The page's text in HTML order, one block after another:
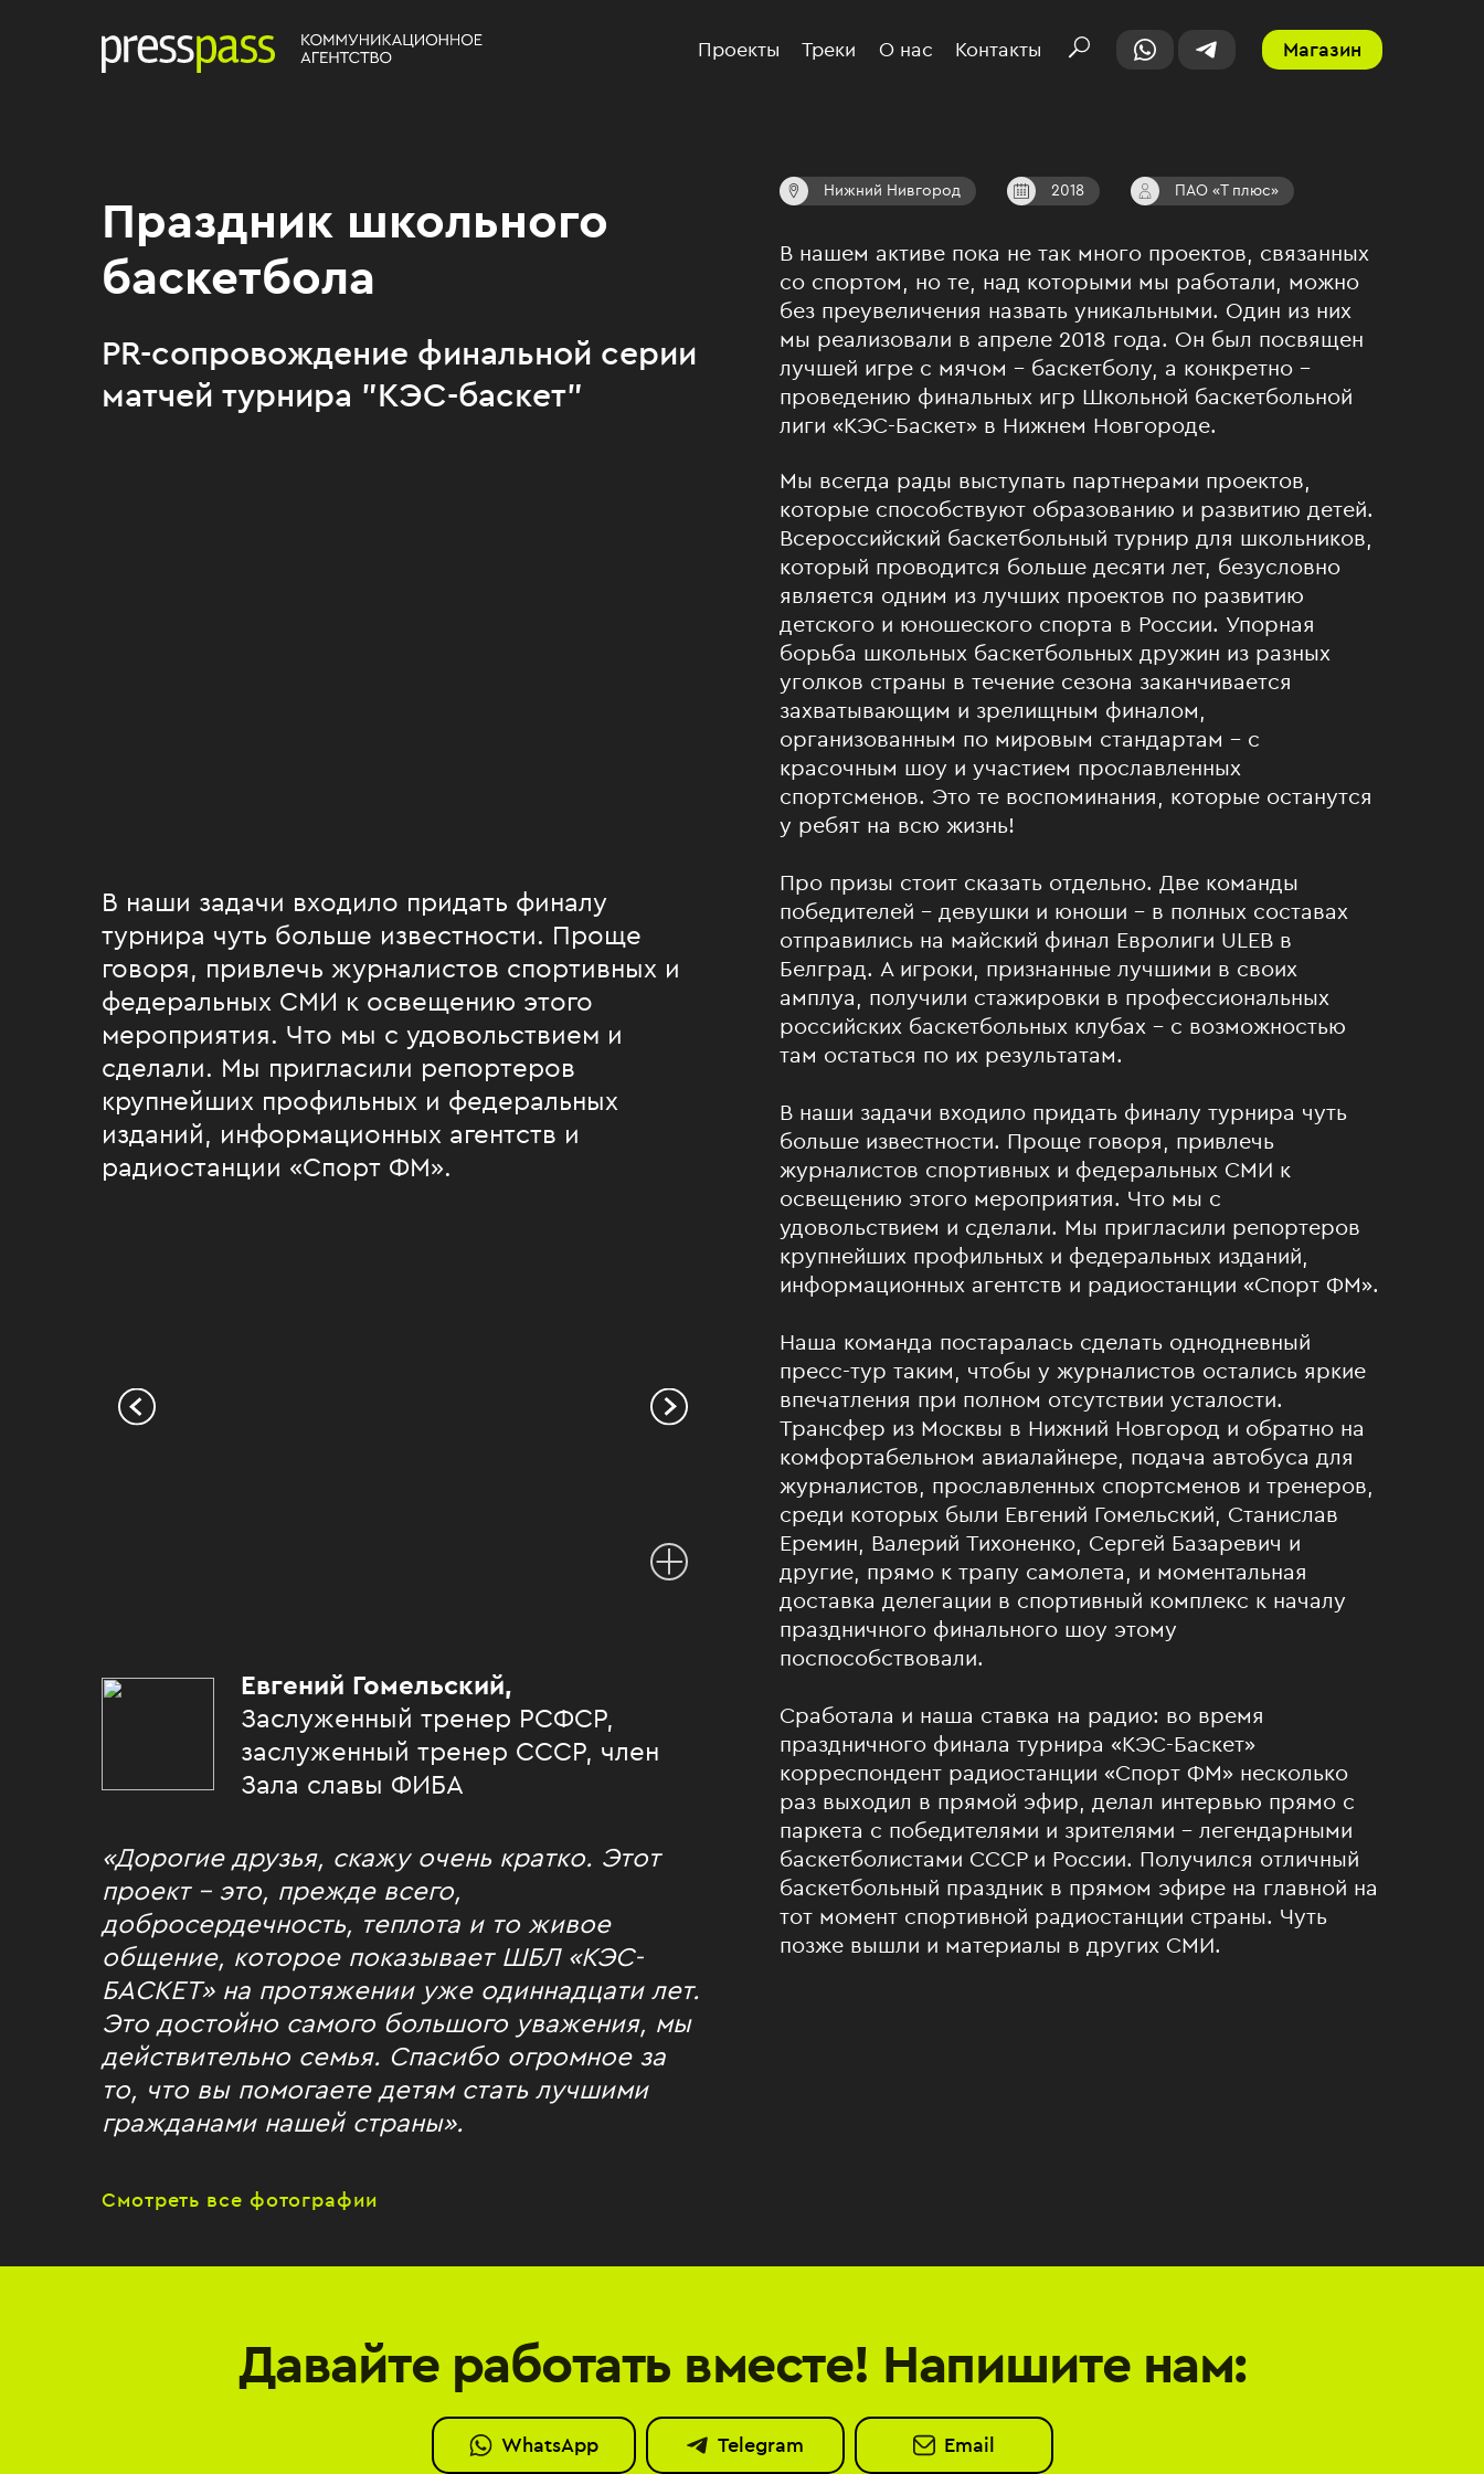
Проекты Треки О нас Контакты Магазин
Праздник школьного
баскетбола
PR-сопровождение финальной серии
матчей турнира "КЭС-баскет"
В наши задачи входило придать финалу
турнира чуть больше известности. Проще
говоря, привлечь журналистов спортивных и
федеральных СМИ к освещению этого
мероприятия. Что мы с удовольствием и
сделали. Мы пригласили репортеров
крупнейших профильных и федеральных
изданий, информационных агентств и
радиостанции «Спорт ФМ».
Евгений Гомельский,
Заслуженный тренер РСФСР,
заслуженный тренер СССР, член
Зала славы ФИБА
«Дорогие друзья, скажу очень кратко. Этот
проект – это, прежде всего,
добросердечность, теплота и то живое
общение, которое показывает ШБЛ «КЭС-
БАСКЕТ» на протяжении уже одиннадцати лет.
Это достойно самого большого уважения, мы
действительно семья. Спасибо огромное за
то, что вы помогаете детям стать лучшими
гражданами нашей страны».
Смотреть все фотографии
Нижний Нивгород 2018 ПАО «Т плюс»
В нашем активе пока не так много проектов, связанных
со спортом, но те, над которыми мы работали, можно
без преувеличения назвать уникальными. Один из них
мы реализовали в апреле 2018 года. Он был посвящен
лучшей игре с мячом – баскетболу, а конкретно –
проведению финальных игр Школьной баскетбольной
лиги «КЭС-Баскет» в Нижнем Новгороде.
Мы всегда рады выступать партнерами проектов,
которые способствуют образованию и развитию детей.
Всероссийский баскетбольный турнир для школьников,
который проводится больше десяти лет, безусловно
является одним из лучших проектов по развитию
детского и юношеского спорта в России. Упорная
борьба школьных баскетбольных дружин из разных
уголков страны в течение сезона заканчивается
захватывающим и зрелищным финалом,
организованным по мировым стандартам – с
красочным шоу и участием прославленных
спортсменов. Это те воспоминания, которые останутся
у ребят на всю жизнь!
Про призы стоит сказать отдельно. Две команды
победителей – девушки и юноши – в полных составах
отправились на майский финал Евролиги ULEB в
Белград. А игроки, признанные лучшими в своих
амплуа, получили стажировки в профессиональных
российских баскетбольных клубах – с возможностью
там остаться по их результатам.
В наши задачи входило придать финалу турнира чуть
больше известности. Проще говоря, привлечь
журналистов спортивных и федеральных СМИ к
освещению этого мероприятия. Что мы с
удовольствием и сделали. Мы пригласили репортеров
крупнейших профильных и федеральных изданий,
информационных агентств и радиостанции «Спорт ФМ».
Наша команда постаралась сделать однодневный
пресс-тур таким, чтобы у журналистов остались яркие
впечатления при полном отсутствии усталости.
Трансфер из Москвы в Нижний Новгород и обратно на
комфортабельном авиалайнере, подача автобуса для
журналистов, прославленных спортсменов и тренеров,
среди которых были Евгений Гомельский, Станислав
Еремин, Валерий Тихоненко, Сергей Базаревич и
другие, прямо к трапу самолета, и моментальная
доставка делегации в спортивный комплекс к началу
праздничного финального шоу этому
поспособствовали.
Сработала и наша ставка на радио: во время
праздничного финала турнира «КЭС-Баскет»
корреспондент радиостанции «Спорт ФМ» несколько
раз выходил в прямой эфир, делал интервью прямо с
паркета с победителями и зрителями – легендарными
баскетболистами СССР и России. Получился отличный
баскетбольный праздник в прямом эфире на главной на
тот момент спортивной радиостанции страны. Чуть
позже вышли и материалы в других СМИ.
Давайте работать вместе! Напишите нам:
WhatsApp Telegram Email